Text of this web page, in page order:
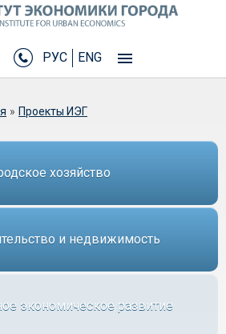
РУС ENG
» Проекты ИЭГ
хозяйство
и недвижимость
экономическое развитие